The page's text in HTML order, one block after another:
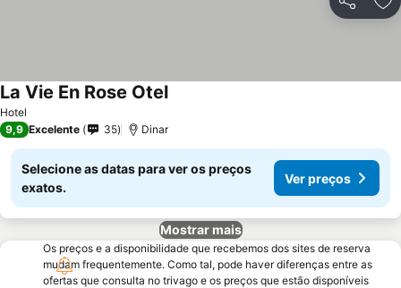
Partilhar
Hotel
La Vie En Rose Otel
9,9 Excelente 35 Dinar
Selecione as datas para ver os preços
exatos.
Ver preços
Mostrar mais
Os preços e a disponibilidade que recebemos dos sites de reserva
mudam frequentemente. Como tal, pode haver diferenças entre as
ofertas que consulta no trivago e os preços que estão disponíveis